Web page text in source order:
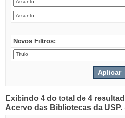
Novos Filtros:
Exibindo 4 do total de 4
Acervo das Bibliotecas da USP.